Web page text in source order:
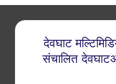
देवघाट
संचालित